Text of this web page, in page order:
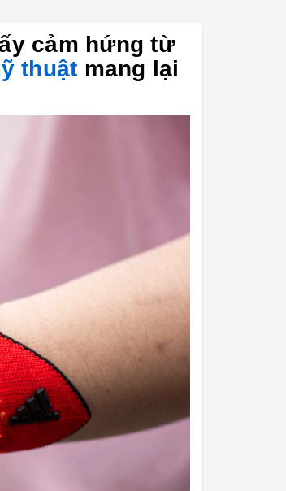
cảm hứng từ
thuật mang lại